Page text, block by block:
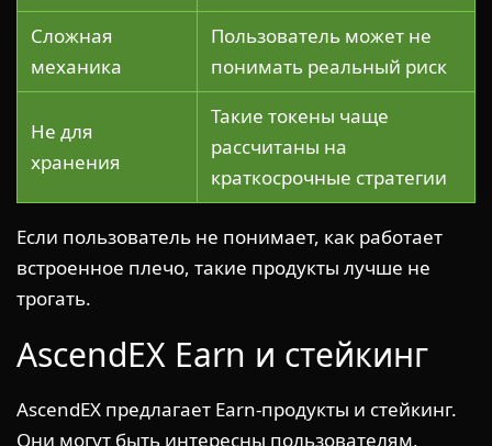
Сложная
механика
Пользователь может не
понимать реальный риск
Не для
хранения
Такие токены чаще
рассчитаны на
краткосрочные стратегии
Если пользователь не понимает, как работает
встроенное плечо, такие продукты лучше не
трогать.
AscendEX Earn и стейкинг
AscendEX предлагает Earn-продукты и стейкинг.
Они могут быть интересны пользователям,